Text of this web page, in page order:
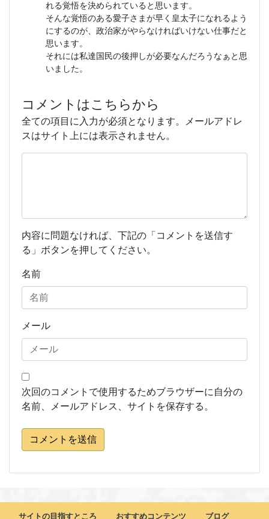
れる覚悟を決められていると思います。
そんな覚悟のある愛子さまが早く皇太子になれるよう
にするのが、政治家がやらなければいけない仕事だと
思います。
それには私達国民の後押しが必要なんだろうなぁと思
いました。
コメントはこちらから
全ての項目に入力が必須となります。メールアドレ
スはサイト上には表示されません。
内容に問題なければ、下記の「コメントを送信す
る」ボタンを押してください。
名前
メール
次回のコメントで使用するためブラウザーに自分の
名前、メールアドレス、サイトを保存する。
コメントを送信
サイトの目指すところ おすすめコンテンツ ブログ